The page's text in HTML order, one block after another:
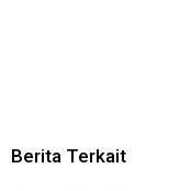
Berita Terkait